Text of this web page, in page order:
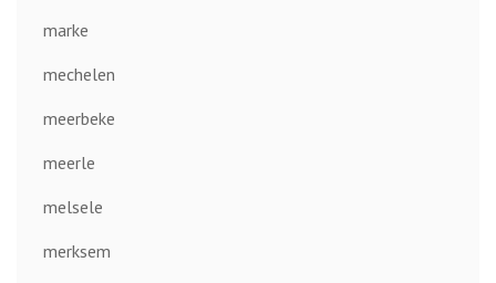
marke
mechelen
meerbeke
meerle
melsele
merksem